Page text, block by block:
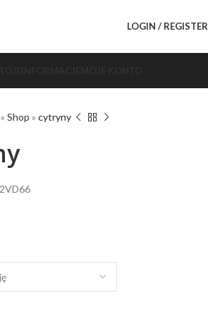
LOGIN / REGISTER
» Shop » cytryny